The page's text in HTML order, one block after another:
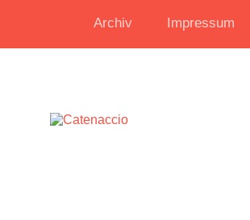
Archiv Impressum